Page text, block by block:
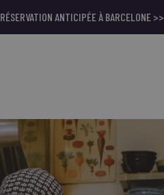
RÉSERVATION ANTICIPÉE À BARCELONE >>